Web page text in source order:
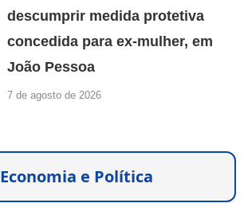
descumprir medida protetiva
concedida para ex-mulher, em
João Pessoa
7 de agosto de 2026
Economia e Política